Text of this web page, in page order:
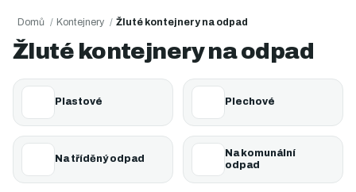
Domů / Kontejnery / Žluté kontejnery na odpad
Žluté kontejnery na odpad
Plastové Plechové
Na tříděný odpad
Na komunální
odpad